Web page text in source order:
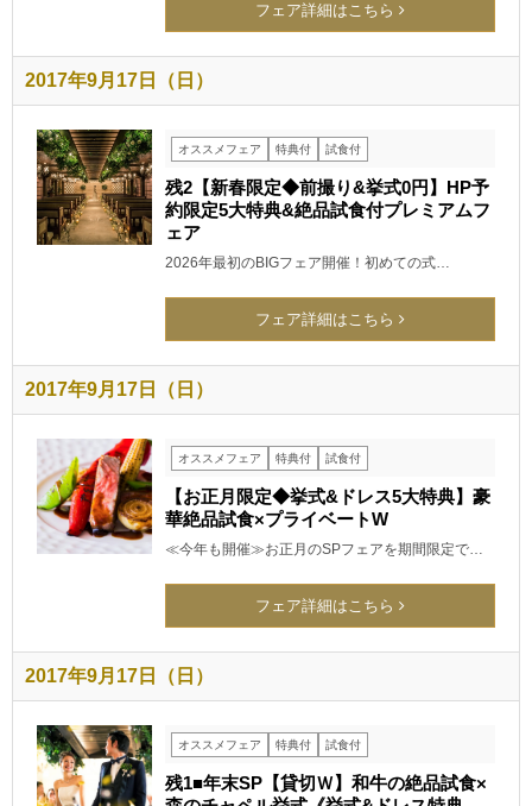
フェア詳細はこちら
2017年9月17日（日）
オススメフェア 特典付 試食付
残2【新春限定◆前撮り&挙式0円】HP予
約限定5大特典&絶品試食付プレミアムフ
ェア
2026年最初のBIGフェア開催！初めての式…
フェア詳細はこちら
2017年9月17日（日）
オススメフェア 特典付 試食付
【お正月限定◆挙式&ドレス5大特典】豪
華絶品試食×プライベートW
≪今年も開催≫お正月のSPフェアを期間限定で…
フェア詳細はこちら
2017年9月17日（日）
オススメフェア 特典付 試食付
残1■年末SP【貸切Ｗ】和牛の絶品試食×